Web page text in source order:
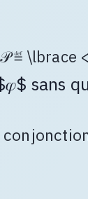
≝ \lbrace
sans